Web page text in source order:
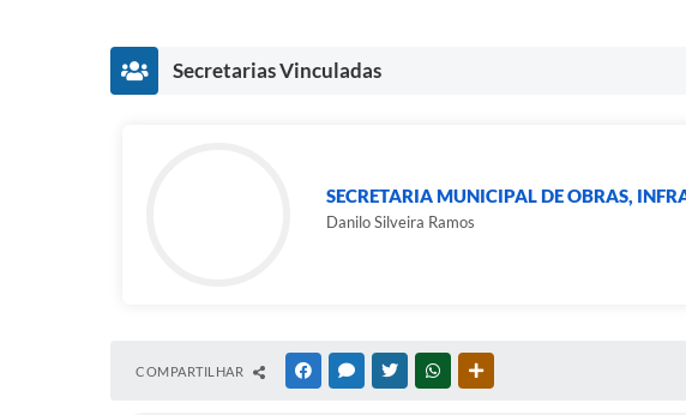
Secretarias Vinculadas
SECRETARIA MUNICIPAL DE OBRAS,
Danilo Silveira Ramos
COMPARTILHAR FACEBOOKMESSENGER
TWITTERWHATSAPP